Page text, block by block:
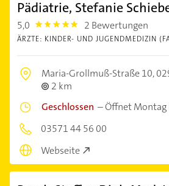
Pädiatrie, Stefanie
5,0 5.0 2 Bewertungen
ÄRZTE: KINDER- UND JUGENDMEDIZIN
Maria-Grollmuß-Straße 10,
2 km
Geschlossen –Öffnet Montag
03571 44 56 00
Webseite